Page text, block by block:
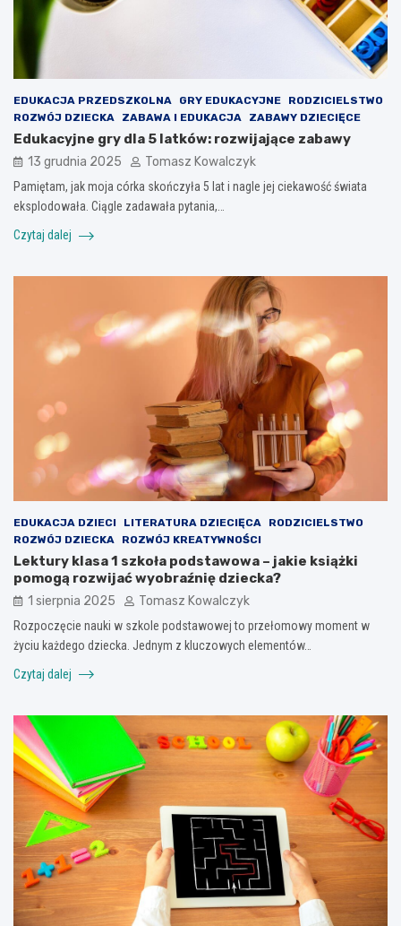
EDUKACJA PRZEDSZKOLNA GRY EDUKACYJNE
RODZICIELSTWO
ROZWÓJ DZIECKA
ZABAWA I EDUKACJA ZABAWY DZIECIĘCE
Edukacyjne gry dla 5 latków: rozwijające zabawy
13 grudnia 2025 Tomasz Kowalczyk
Pamiętam, jak moja córka skończyła 5 lat i nagle jej ciekawość świata
eksplodowała. Ciągle zadawała pytania,…
Czytaj dalej
EDUKACJA DZIECI LITERATURA DZIECIĘCA
RODZICIELSTWO
ROZWÓJ DZIECKA
ROZWÓJ KREATYWNOŚCI
Lektury klasa 1 szkoła podstawowa – jakie książki
pomogą rozwijać wyobraźnię dziecka?
1 sierpnia 2025 Tomasz Kowalczyk
Rozpoczęcie nauki w szkole podstawowej to przełomowy moment w
życiu każdego dziecka. Jednym z kluczowych elementów…
Czytaj dalej